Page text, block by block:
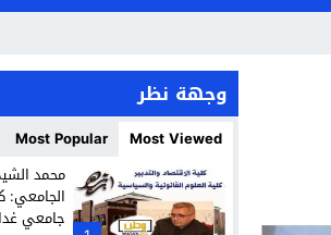
وجهة نظر
Most Viewed
Most Popular
محمد
الجامعي:
جامعي غدا